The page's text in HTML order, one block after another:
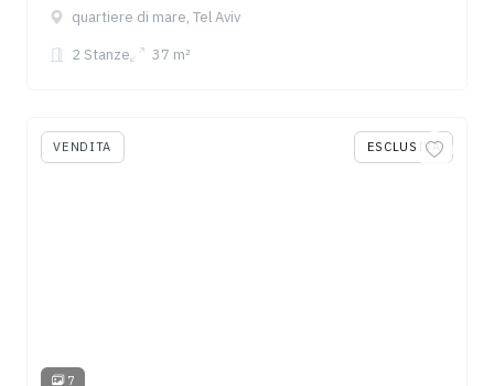
quartiere di mare, Tel Aviv
2 Stanze
37 m²
VENDITA ESCLUSIVA
7